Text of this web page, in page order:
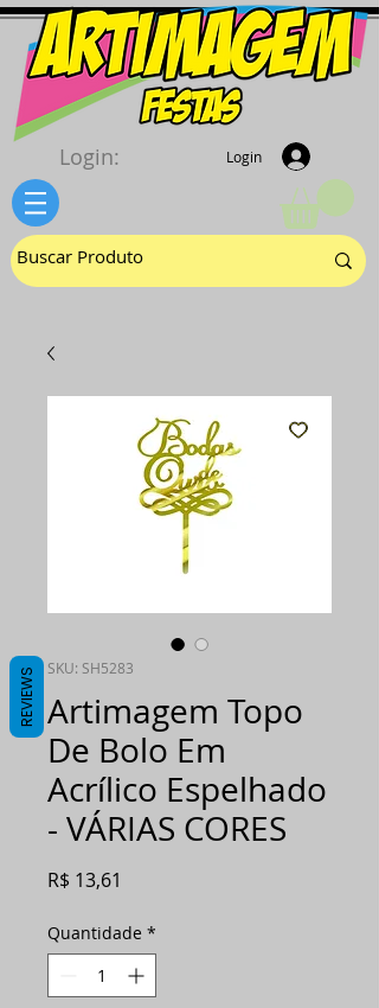
Login
Login:
SKU: SH5283
Artimagem Topo
De Bolo Em
Acrílico Espelhado
- VÁRIAS CORES
R$ 13,61
Quantidade *
REVIEWS